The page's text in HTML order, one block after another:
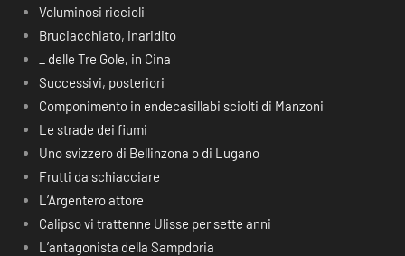
Voluminosi riccioli
Bruciacchiato, inaridito
_ delle Tre Gole, in Cina
Successivi, posteriori
Componimento in endecasillabi sciolti di Manzoni
Le strade dei fiumi
Uno svizzero di Bellinzona o di Lugano
Frutti da schiacciare
L’Argentero attore
Calipso vi trattenne Ulisse per sette anni
L’antagonista della Sampdoria